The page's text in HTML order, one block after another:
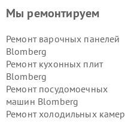
Мы ремонтируем
Ремонт варочных панелей
Blomberg
Ремонт кухонных плит
Blomberg
Ремонт посудомоечных
машин Blomberg
Ремонт холодильных камер